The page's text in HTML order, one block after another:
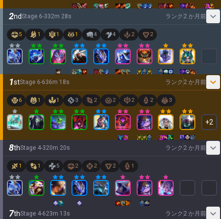
2ndStage 6-332m 28s ランク 2 か月前
5 1 1 1 4 4 2 2
1stStage 6-636m 18s ランク 2 か月前
6 1 1 3 2 2 2 2 3
+2
8thStage 4-320m 20s ランク 2 か月前
1 1 5 2 2 2 1
7thStage 4-623m 13s ランク 2 か月前